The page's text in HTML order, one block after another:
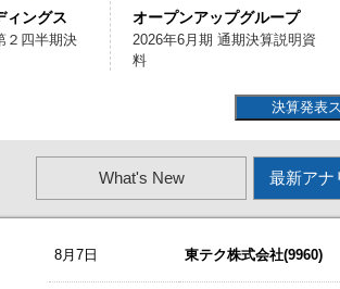
ィングス
２四半期決
オープンアップグループ
2026年6月期 通期決算説明資
料
決算発表
What's New 最新アナ
2026/08/07 NEW
8月7日 東テク株式会社(9960)
お知らせ